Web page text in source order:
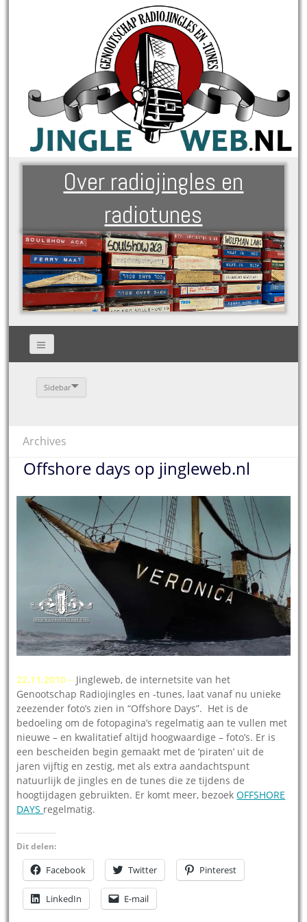
Over radiojingles en
radiotunes
Sidebar
Archives
Offshore days op jingleweb.nl
22.11.2010 – Jingleweb, de internetsite van het
Genootschap Radiojingles en -tunes, laat vanaf nu unieke
zeezender foto’s zien in “Offshore Days”. Het is de
bedoeling om de fotopagina’s regelmatig aan te vullen met
nieuwe – en kwalitatief altijd hoogwaardige – foto’s. Er is
een bescheiden begin gemaakt met de ‘piraten’ uit de
jaren vijftig en zestig, met als extra aandachtspunt
natuurlijk de jingles en de tunes die ze tijdens de
hoogtijdagen gebruikten. Er komt meer, bezoekOFFSHORE
DAYS regelmatig.
Dit delen:
Facebook Twitter Pinterest
LinkedIn E-mail